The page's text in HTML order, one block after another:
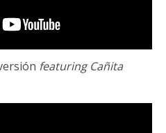
featuring Cañita